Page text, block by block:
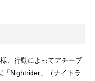
、行動によってアチーブ
「Nightrider」（ナイトラ